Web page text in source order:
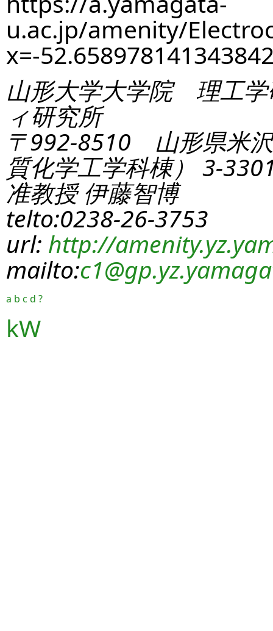
u.ac.jp/amenity/
x=-
山形大学大学院 理工学
ィ研究所
〒992-8510 山形県米
質化学工学科棟） 3-
准教授 伊藤智博
telto:0238-26-3753
url: http://
mailto:c1
a b c d ?
kW